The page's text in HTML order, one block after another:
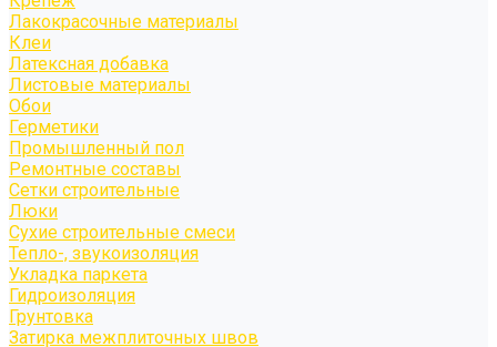
Лакокрасочные материалы
Клеи
Латексная добавка
Листовые материалы
Обои
Герметики
Промышленный пол
Ремонтные составы
Сетки строительные
Люки
Сухие строительные смеси
Тепло-, звукоизоляция
Укладка паркета
Гидроизоляция
Грунтовка
Затирка межплиточных швов